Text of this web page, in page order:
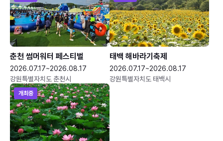
춘천 썸머워터 페스티벌
2026.07.17~2026.08.17
강원특별자치도 춘천시
태백 해바라기축제
2026.07.17~2026.08.17
강원특별자치도 태백시
개최중